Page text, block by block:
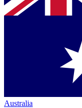
Australia